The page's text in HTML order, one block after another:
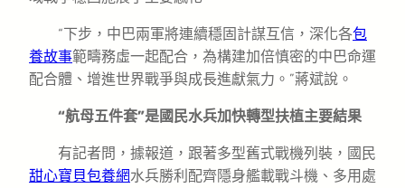
“下步，中巴兩軍將連續穩固計謀互信，深化各包
養故事範疇務虛一起配合，為構建加倍慎密的中巴命運
配合體、增進世界戰爭與成長進獻氣力。”蔣斌說。
“航母五件套”是國民水兵加快轉型扶植主要結果
有記者問，據報道，跟著多型舊式戰機列裝，國民
甜心寶貝包養網水兵勝利配齊隱身艦載戰斗機、多用處